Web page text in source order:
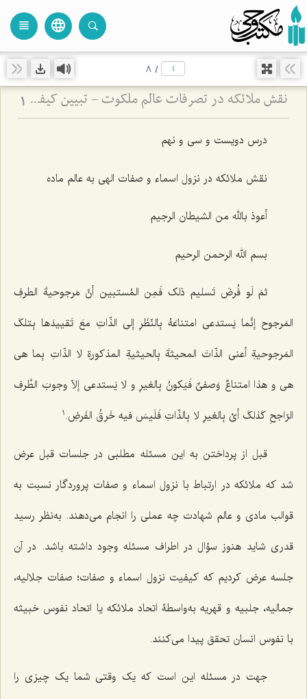
language
view_headline
/
8
نقش ملائکه در تصرفات عالم ملکوت - تبیین کیفیت تأثیرگذاری فرشتگان بر حوادث عالم ماده 1
درس دویست و سی و نهم
نقش ملائکه در نزول اسماء و صفات الهی به عالم ماده
أعوذ بالله من الشیطان الرجیم
بسم الله الرحمن الرحیم
ثمَ لَو فُرضَ تَسلیم ذلک فَمِن المُستبین أنَّ مَرجوحیةَ الطرفِ
المَرجوح إنَّما یَستدعی امتناعَهُ بِالنّظَرِ إلى الذّاتِ معَ تَقییدَها بِتلکَ
المَرجوحیةِ أعنی الذّاتَ المحیثةَ بِالحیثیةِ المذکورةِ لا الذّاتِ بِما هی
هی و هذا امتناعٌ وَصفیٌ فَیَکونُ بِالغیرِ و لا یَستدعی إلاّ وجوبَ الطَّرفِ
الرّاجحِ کَذلکَ أیْ بِالغیرِ لا بِالذّاتِ فَلَیسَ‌ فیه خَرقُ الفَرضِ.1
قبل از پرداختن به این مسئله مطلبی در جلسات قبل عرض
شد که ملائکه در ارتباط با نزول اسماء و صفات پروردگار نسبت به
قوالب مادی و عالم شهادت چه عملی را انجام می‌دهند. به‌نظر رسید
قدری شاید هنوز سؤال در اطراف مسئله وجود داشته باشد. در آن
جلسه عرض کردیم که کیفیت نزول اسماء و صفات؛ صفات جلالیه،
جمالیه، جلبیه و قهریه به‌واسطۀ اتحاد ملائکه یا اتحاد نفوس خبیثه
با نفوس انسان تحقق پیدا می‌کنند.
جهت در مسئله این است که یک وقتی شما یک چیزی را